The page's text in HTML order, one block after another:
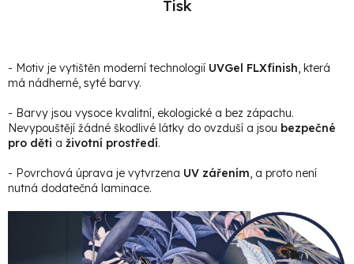
Tisk
- Motiv je vytištěn moderní technologií UVGel FLXfinish, která
má nádherné, syté barvy.
- Barvy jsou vysoce kvalitní, ekologické a bez zápachu.
Nevypouštějí žádné škodlivé látky do ovzduší a jsou bezpečné
pro děti a životní prostředí.
- Povrchová úprava je vytvrzena UV zářením, a proto není
nutná dodatečná laminace.